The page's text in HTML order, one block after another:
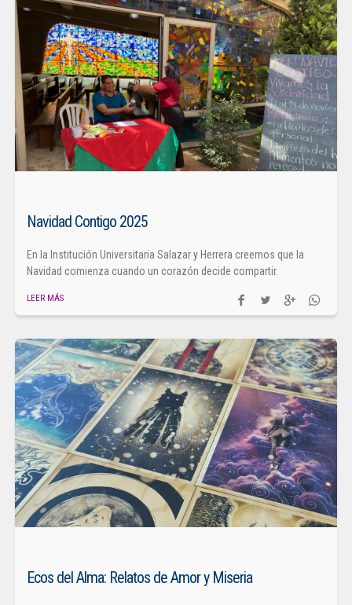
Navidad Contigo 2025
En la Institución Universitaria Salazar y Herrera creemos que la
Navidad comienza cuando un corazón decide compartir.
LEER MÁS
Ecos del Alma: Relatos de Amor y Miseria